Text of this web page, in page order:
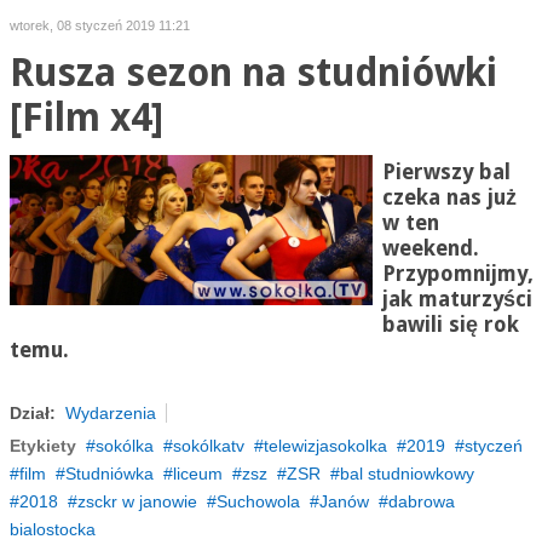
wtorek, 08 styczeń 2019 11:21
Rusza sezon na studniówki
[Film x4]
Pierwszy bal
czeka nas już
w ten
weekend.
Przypomnijmy,
jak maturzyści
bawili się rok
temu.
Dział: Wydarzenia
Etykiety
sokólka sokólkatv telewizjasokolka 2019
styczeń
film
Studniówka liceum zsz ZSR
bal studniowkowy
2018
zsckr w janowie Suchowola Janów
dabrowa
bialostocka